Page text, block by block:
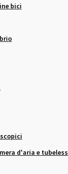
bici
d'aria e tubeless